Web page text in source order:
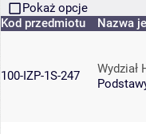
Pokaż opcje
Kod przedmiotu
Nazwa
100-IZP-1S-247
Wydział